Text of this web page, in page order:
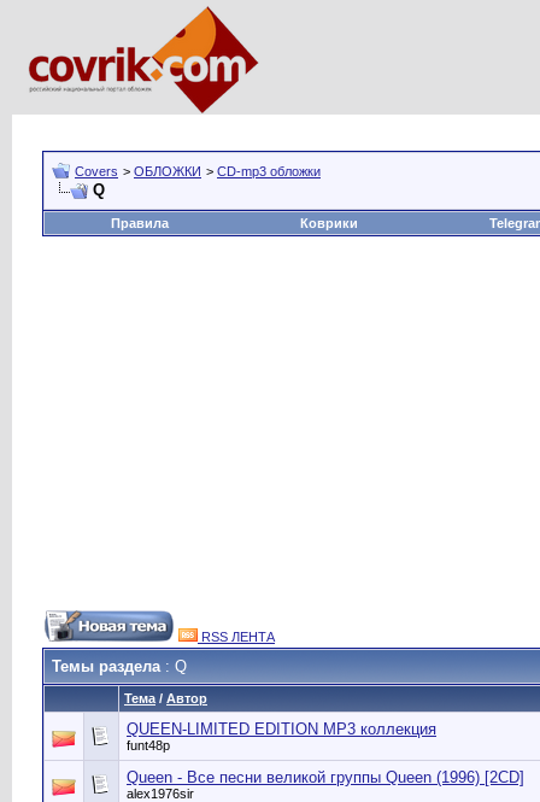
Covers > ОБЛОЖКИ > CD-mp3 обложки
Q
Правила Коврики
RSS ЛЕНТА
Темы раздела: Q
Тема / Автор
QUEEN-LIMITED EDITION MP3 коллекция
funt48p
Queen - Все песни великой группы Queen (1996) [2CD]
alex1976sir